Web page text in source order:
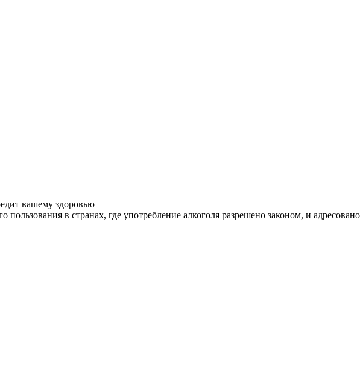
вашему здоровью
пользования в странах, где употребление алкоголя разрешено законом, и